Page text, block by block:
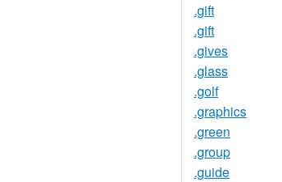
.gift
.gift
.gives
.glass
.golf
.graphics
.green
.group
.guide